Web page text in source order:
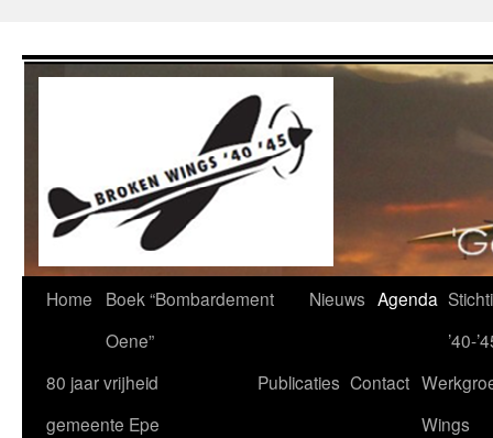
naar
Home
Boek “Bombardement
Oene”
Nieuws Agenda
’40-
80 jaar vrijheid
gemeente Epe
Publicaties Contact
Wings